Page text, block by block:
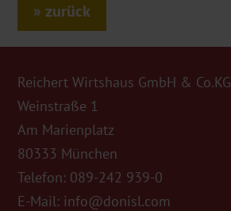
zurück
Reichert Wirtshaus GmbH & Co.KG
Weinstraße 1
Am Marienplatz
80333 München
Telefon: 089-242 939-0
E-Mail: info@donisl.com